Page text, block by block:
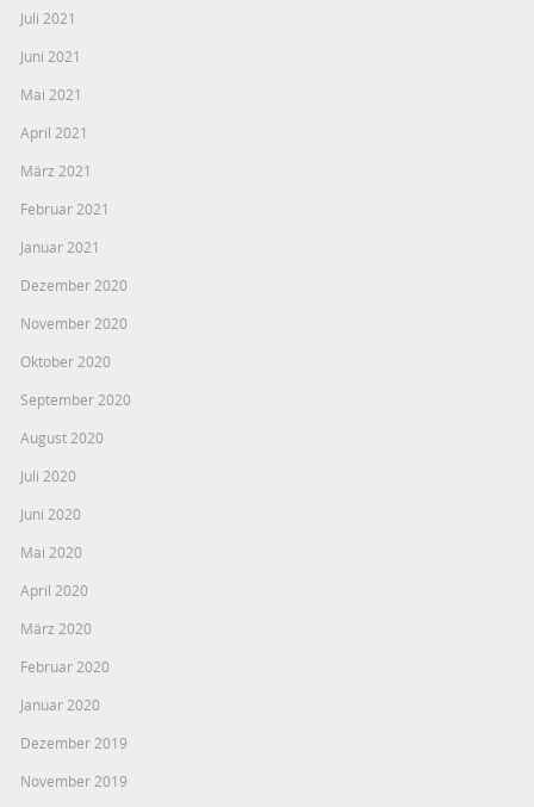
Juli 2021
Juni 2021
Mai 2021
April 2021
März 2021
Februar 2021
Januar 2021
Dezember 2020
November 2020
Oktober 2020
September 2020
August 2020
Juli 2020
Juni 2020
Mai 2020
April 2020
März 2020
Februar 2020
Januar 2020
Dezember 2019
November 2019